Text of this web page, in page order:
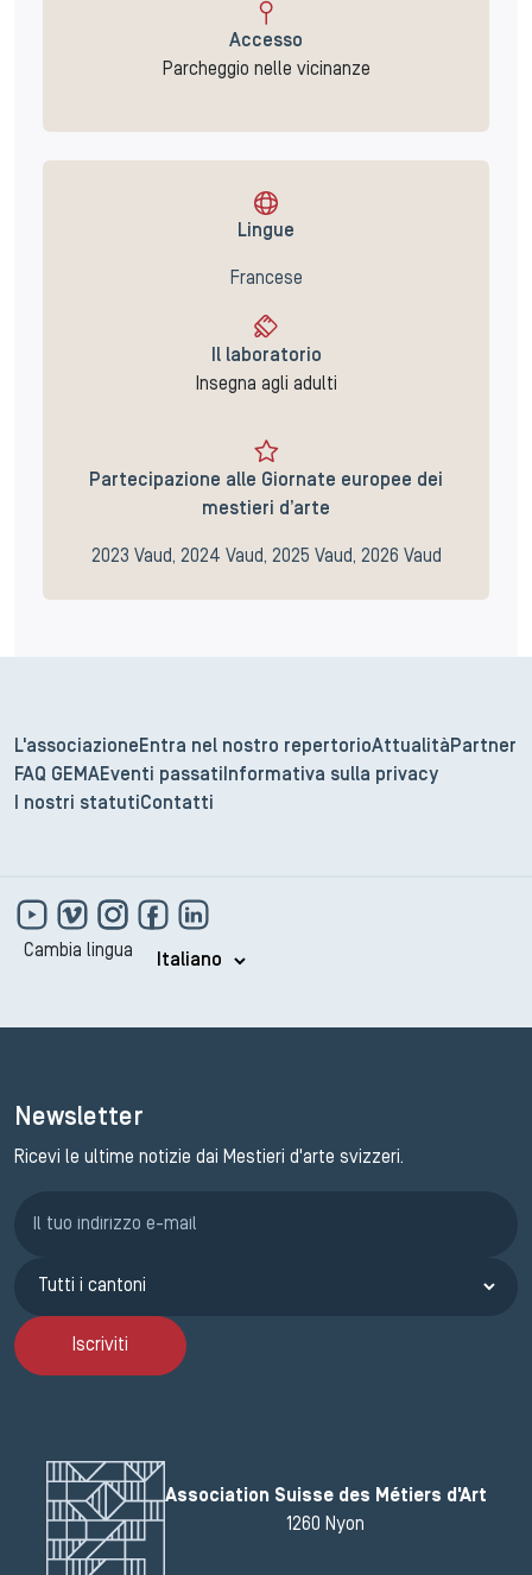
Accesso
Parcheggio nelle vicinanze
Lingue
Francese
Il laboratorio
Insegna agli adulti
Partecipazione alle Giornate europee dei
mestieri d’arte
2023 Vaud, 2024 Vaud, 2025 Vaud, 2026 Vaud
L'associazione Entra nel nostro repertorioAttualità Partner
FAQ GEMAEventi passati Informativa sulla privacy
I nostri statutiContatti
Cambia lingua
Newsletter
Ricevi le ultime notizie dai Mestieri d'arte svizzeri.
Iscriviti
Association Suisse des Métiers d'Art
1260 Nyon